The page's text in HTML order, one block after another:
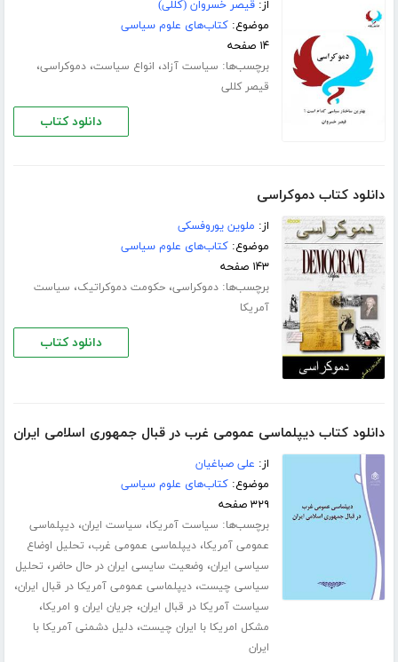
از:قیصر خسروان (کللی)
موضوع:کتاب‌های علوم سیاسی
۱۴ صفحه
برچسب‌ها: سیاست آزاد، انواع سیاست،دموکراسی،
قیصر کللی
دانلود کتاب
دانلود کتاب دموکراسی
از: ملوین یوروفسکی
موضوع:کتاب‌های علوم سیاسی
۱۴۳ صفحه
برچسب‌ها:دموکراسی،حکومت دموکراتیک، سیاست
آمریکا
دانلود کتاب
دانلود کتاب دیپلماسی عمومی غرب در قبال جمهوری اسلامی ایران
از: علی صباغیان
موضوع:کتاب‌های علوم سیاسی
۳۲۹ صفحه
برچسب‌ها: سیاست آمریکا، سیاست ایران،دیپلماسی
عمومی آمریکا،دیپلماسی عمومی غرب، تحلیل اوضاع
سیاسی ایران، وضعیت سایسی ایران در حال حاضر، تحلیل
سیاسی چیست،دیپلماسی عمومی آمریکا در قبال ایران،
سیاست آمریکا در قبال ایران، جریان ایران و امریکا،
مشکل امریکا با ایران چیست،دلیل دشمنی آمریکا با
ایران